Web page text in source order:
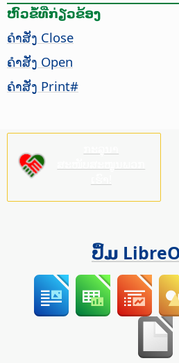
ຫົວຂໍ້ທີ່ກ່ຽວຂ້ອງ
ຄຳສັ່ງ Close
ຄຳສັ່ງ Open
ຄຳສັ່ງ Print#
ປຶ້ມ